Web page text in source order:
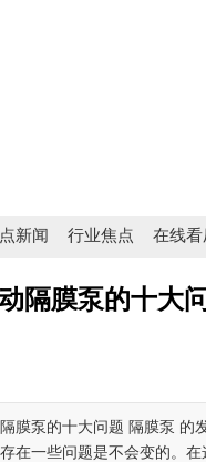
新闻 行业焦点 在线看
隔膜泵的十大
膜泵的十大问题 隔膜泵 的
在一些问题是不会变的。